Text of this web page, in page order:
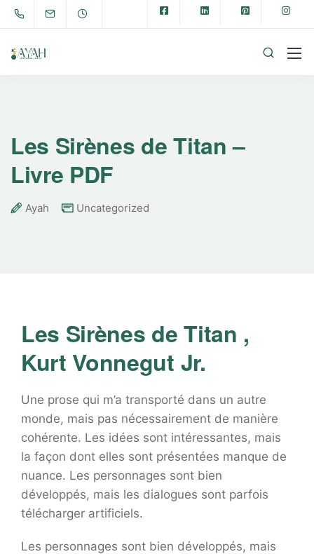
Les Sirènes de Titan –
Livre PDF
Ayah Uncategorized
Les Sirènes de Titan ,
Kurt Vonnegut Jr.
Une prose qui m’a transporté dans un autre
monde, mais pas nécessairement de manière
cohérente. Les idées sont intéressantes, mais
la façon dont elles sont présentées manque de
nuance. Les personnages sont bien
développés, mais les dialogues sont parfois
télécharger artificiels.
Les personnages sont bien développés, mais